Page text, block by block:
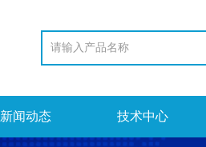
新闻动态 技术中心